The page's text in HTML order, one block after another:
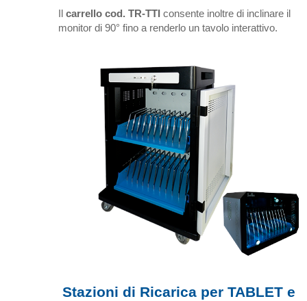
Ilcarrello cod. TR-TTI consente inoltre di inclinare il
monitor di 90° fino a renderlo un tavolo interattivo.
Stazioni di Ricarica per TABLET e